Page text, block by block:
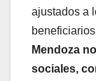
ajustados a
Mendoza
sociales,